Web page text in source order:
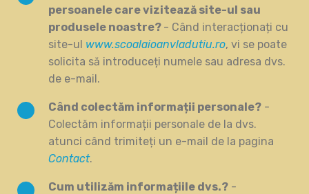
persoanele care vizitează site-ul sau
produsele noastre? - Când interacționați cu
site-ul www.scoalaioanvladutiu.ro, vi se poate
solicita să introduceți numele sau adresa dvs.
de e-mail.
Când colectăm informații personale? -
Colectăm informații personale de la dvs.
atunci când trimiteți un e-mail de la pagina
Contact.
Cum utilizăm informațiile dvs.? -